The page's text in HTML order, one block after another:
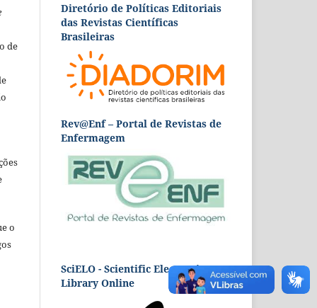
de
o
Diretório de Políticas Editoriais
das Revistas Científicas
Brasileiras
Rev@Enf – Portal de Revistas de
Enfermagem
SciELO - Scientific Electronic
Library Online